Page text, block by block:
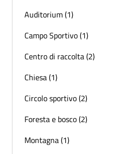
Auditorium (1)
Campo Sportivo (1)
Centro di raccolta (2)
Chiesa (1)
Circolo sportivo (2)
Foresta e bosco (2)
Montagna (1)